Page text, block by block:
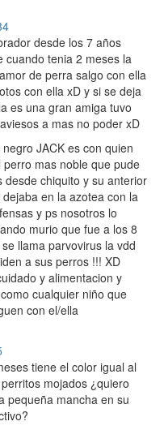
desde los 7 años
cuando tenia 2 meses la
de perra salgo con ella
con ella xD y si se deja
es una gran amiga tuvo
a mas no poder xD
JACK es con quien
mas noble que pude
chiquito y su anterior
en la azotea con la
y ps nosotros lo
murio que fue a los 8
llama parvovirus la vdd
a sus perros !!! XD
y alimentacion y
cualquier niño que
con el/ella
tiene el color igual al
mojados ¿quiero
pequeña mancha en su